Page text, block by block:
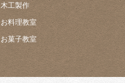
木工製作
お料理教室
お菓子教室